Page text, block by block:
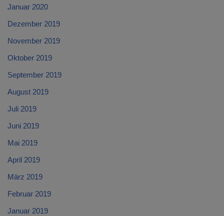
Januar 2020
Dezember 2019
November 2019
Oktober 2019
September 2019
August 2019
Juli 2019
Juni 2019
Mai 2019
April 2019
März 2019
Februar 2019
Januar 2019